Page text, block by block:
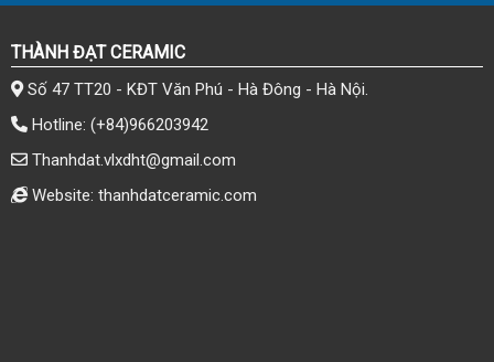
THÀNH ĐẠT CERAMIC
Số 47 TT20 - KĐT Văn Phú - Hà Đông - Hà Nội.
Hotline: (+84)966203942
Thanhdat.vlxdht@gmail.com
Website: thanhdatceramic.com